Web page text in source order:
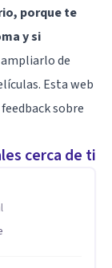
porque te
y si
de
Esta web
sobre
cerca de ti